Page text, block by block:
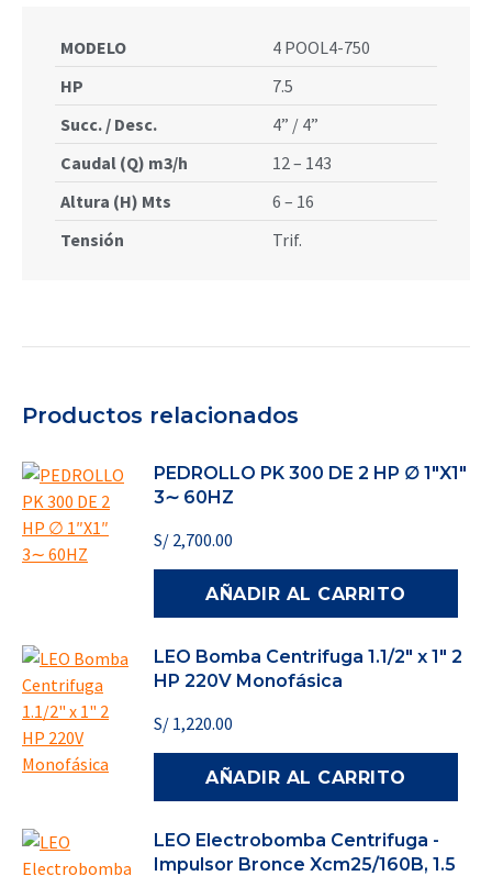
MODELO
4 POOL4-750
HP
7.5
Succ. / Desc.
4” / 4”
Caudal (Q) m3/h
12 – 143
Altura (H) Mts
6 – 16
Tensión
Trif.
Productos relacionados
PEDROLLO PK 300 DE 2 HP ∅ 1″X1″
3∼ 60HZ
S/ 2,700.00
AÑADIR AL CARRITO
LEO Bomba Centrifuga 1.1/2" x 1" 2
HP 220V Monofásica
S/ 1,220.00
AÑADIR AL CARRITO
LEO Electrobomba Centrifuga -
Impulsor Bronce Xcm25/160B, 1.5